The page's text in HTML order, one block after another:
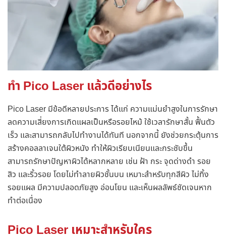
ทำ Pico Laser แล้วดีอย่างไร
Pico Laser มีข้อดีหลายประการ ได้แก่ ความแม่นยำสูงในการรักษา
ลดความเสี่ยงการเกิดแผลเป็นหรือรอยไหม้ ใช้เวลารักษาสั้น ฟื้นตัว
เร็ว และสามารถกลับไปทำงานได้ทันที นอกจากนี้ ยังช่วยกระตุ้นการ
สร้างคอลลาเจนใต้ผิวหนัง ทำให้ผิวเรียบเนียนและกระชับขึ้น
สามารถรักษาปัญหาผิวได้หลากหลาย เช่น ฝ้า กระ จุดด่างดำ รอย
สิว และริ้วรอย โดยไม่ทำลายผิวชั้นบน เหมาะสำหรับทุกสีผิว ไม่ทิ้ง
รอยแผล มีความปลอดภัยสูง อ่อนโยน และเห็นผลลัพธ์ชัดเจนหาก
ทำต่อเนื่อง
Pico Laser เหมาะสำหรับใคร